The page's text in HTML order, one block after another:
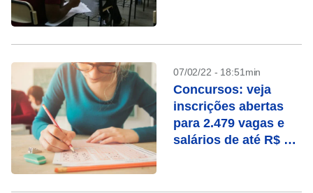
07/02/22 - 18:51min
Concursos: veja
inscrições abertas
para 2.479 vagas e
salários de até R$ 30